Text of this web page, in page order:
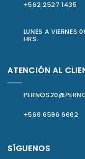
+562 2527 1435
LUNES A
HRS.
ATENCIÓN AL
+569 6596 6662
SÍGUENOS